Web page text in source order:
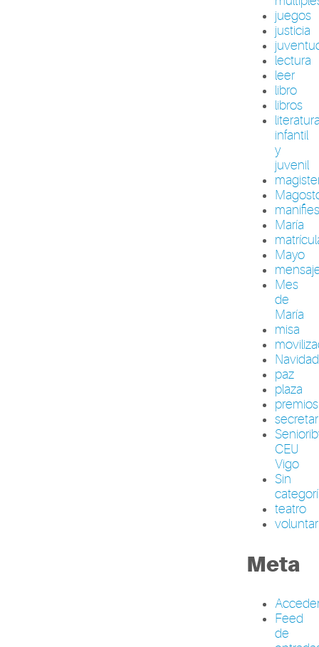
juegos
justicia
lectura
leer
libro
libros
infantil
y
juvenil
María
Mayo
Mes
de
María
misa
Navidad
paz
plaza
premios
CEU
Vigo
Sin
teatro
Meta
Feed
de